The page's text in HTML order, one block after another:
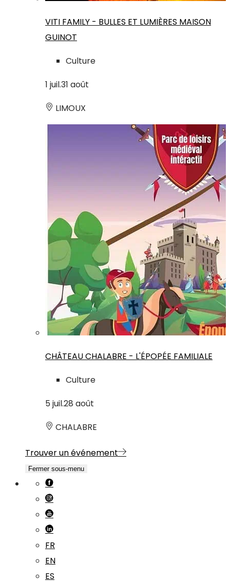
VITI FAMILY - BULLES ET LUMIÈRES MAISON
GUINOT
Culture
1 juil.31 août
LIMOUX
CHÂTEAU CHALABRE - L'ÉPOPÉE FAMILIALE
Culture
5 juil.28 août
CHALABRE
Trouver un événement
Fermer sous-menu
FR
EN
ES